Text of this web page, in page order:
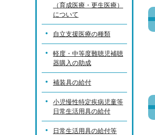
（育成医療・更生医療）
について
自立支援医療の種類
軽度・中等度難聴児補聴
器購入の助成
補装具の給付
小児慢性特定疾病児童等
日常生活用具の給付
日常生活用具の給付等